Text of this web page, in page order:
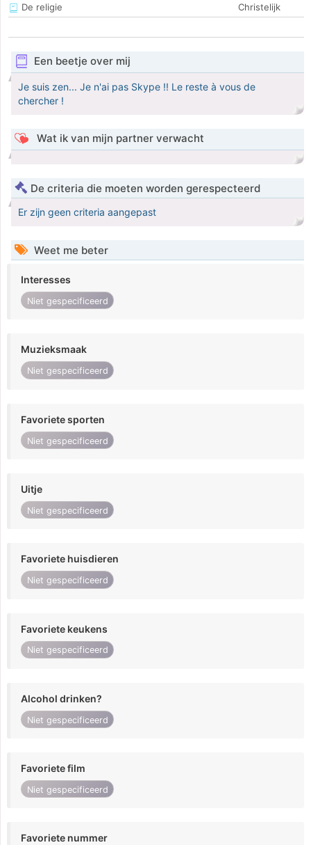
De religie
Christelijk
Een beetje over mij
Je suis zen... Je n'ai pas Skype !! Le reste à vous de
chercher !
Wat ik van mijn partner verwacht
De criteria die moeten worden gerespecteerd
Er zijn geen criteria aangepast
Weet me beter
Interesses
Niet gespecificeerd
Muzieksmaak
Niet gespecificeerd
Favoriete sporten
Niet gespecificeerd
Uitje
Niet gespecificeerd
Favoriete huisdieren
Niet gespecificeerd
Favoriete keukens
Niet gespecificeerd
Alcohol drinken?
Niet gespecificeerd
Favoriete film
Niet gespecificeerd
Favoriete nummer